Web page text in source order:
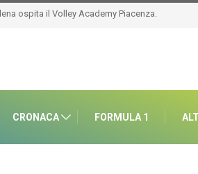
CRONACA FORMULA 1